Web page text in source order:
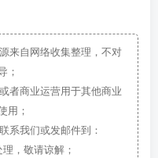
来自网络收集整理，不对
；
者商业运营用于其他商业
用；
系我们或发邮件到：
，敬请谅解；